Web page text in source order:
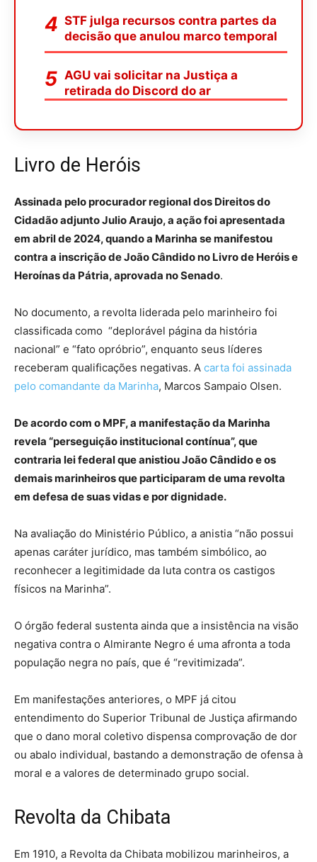
STF julga recursos contra partes da
decisão que anulou marco temporal
AGU vai solicitar na Justiça a
retirada do Discord do ar
Livro de Heróis
Assinada pelo procurador regional dos Direitos do
Cidadão adjunto Julio Araujo, a ação foi apresentada
em abril de 2024, quando a Marinha se manifestou
contra a inscrição de João Cândido no Livro de Heróis e
Heroínas da Pátria, aprovada no Senado.
No documento, a revolta liderada pelo marinheiro foi
classificada como “deplorável página da história
nacional” e “fato opróbrio”, enquanto seus líderes
receberam qualificações negativas. A carta foi assinada
pelo comandante da Marinha, Marcos Sampaio Olsen.
De acordo com o MPF, a manifestação da Marinha
revela “perseguição institucional contínua”, que
contraria lei federal que anistiou João Cândido e os
demais marinheiros que participaram de uma revolta
em defesa de suas vidas e por dignidade.
Na avaliação do Ministério Público, a anistia “não possui
apenas caráter jurídico, mas também simbólico, ao
reconhecer a legitimidade da luta contra os castigos
físicos na Marinha”.
O órgão federal sustenta ainda que a insistência na visão
negativa contra o Almirante Negro é uma afronta a toda
população negra no país, que é “revitimizada”.
Em manifestações anteriores, o MPF já citou
entendimento do Superior Tribunal de Justiça afirmando
que o dano moral coletivo dispensa comprovação de dor
ou abalo individual, bastando a demonstração de ofensa à
moral e a valores de determinado grupo social.
Revolta da Chibata
Em 1910, a Revolta da Chibata mobilizou marinheiros, a